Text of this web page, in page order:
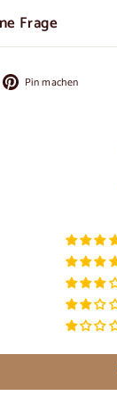
Frage
Pin machen